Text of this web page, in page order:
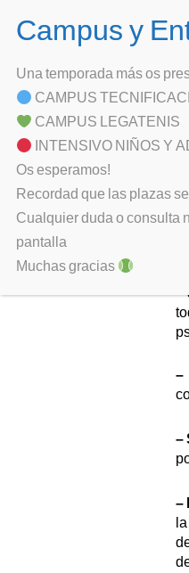
content
–
–
–
–
Una temporada más os
CAMPUS
CAMPUS LEGATENIS
INTENSIVO NIÑOS Y
Os esperamos!
Recordad que las plazas
Cualquier duda o consulta
pantalla
Muchas gracias